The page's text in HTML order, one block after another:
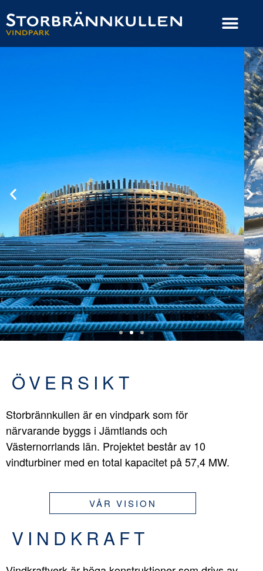
ÖVERSIKT
Storbrännkullen är en vindpark som för
närvarande byggs i Jämtlands och
Västernorrlands län. Projektet består av 10
vindturbiner med en total kapacitet på 57,4 MW.
VÅR VISION
VINDKRAFT